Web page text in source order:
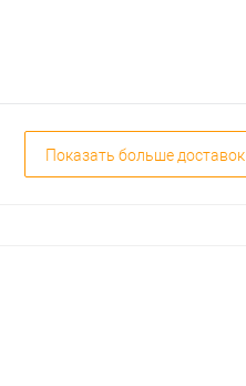
Показать больше доставок